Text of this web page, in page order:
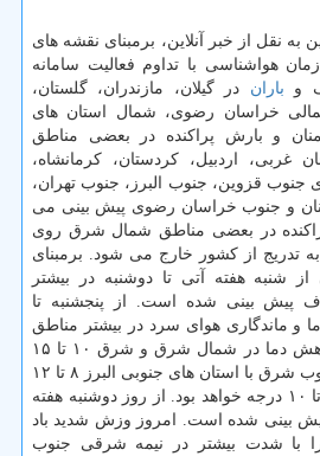
نقل از خبر آنلاین، برمبنای نقشه های
هواشناسی با تداوم فعالیت سامانه
و باران در گیلان، مازندران، گلستان،
خراسان رضوی، شمال استان های
و بارش پراکنده در بعضی مناطق
غربی، اردبیل، کردستان، کرمانشاه،
جنوب قزوین، جنوب البرز، جنوب تهران،
و جنوب خراسان رضوی پیش بینی می
در بعضی مناطق شمال شرق روی
تدریج از کشور خارج می شود. برمبنای
شنبه هفته آتی تا دوشنبه در بیشتر
پیش بینی شده است. از پنجشنبه تا
ماندگاری هوای سرد در بیشتر مناطق
کشور روی می دهد که کاهش دما در شمال شرق و شرق ۱۰ تا ۱۵
درجه، سواحل شمالی، جنوب شرق با استان های جنوبی البرز ۸ تا ۱۲
درجه و در مناطق دیگر ۶ تا ۱۰ درجه خواهد بود. از روز دوشنبه هفته
بینی شده است. امروز وزش شدید باد
با شدت بیشتر در نیمه شرقی جنوب